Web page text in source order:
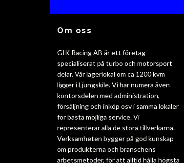
Om oss
GIK Racing AB är ett företag
specialiserat på turbo och motorsport
delar. Vår lagerlokal om ca 1200 kvm
ligger i Ljungskile. Vi har numera även
kontorsdelen med administration,
försäljning och inköp osv i samma lokaler
för bästa möjliga service. Vi
representerar alla de stora tillverkarna.
Verksamheten bygger på god kunskap
om produkterna och branschens
arbetsmetoder, för att alltid hålla högsta